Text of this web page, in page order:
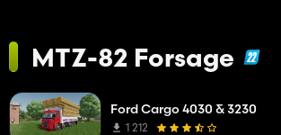
MTZ-82 Forsage
Ford Cargo 4030 & 3230
1 212